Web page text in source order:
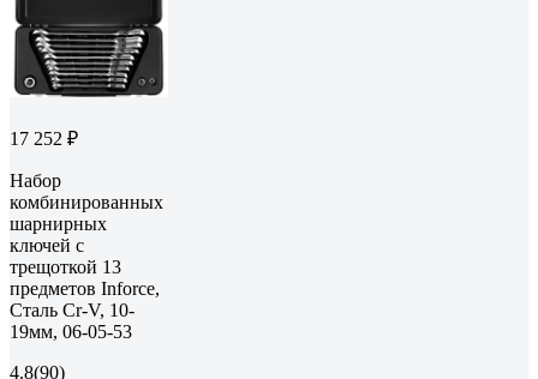
17 252 ₽
Набор
комбинированных
шарнирных
ключей с
трещоткой 13
предметов Inforce,
Сталь Cr-V, 10-
19мм, 06-05-53
4.8(90)